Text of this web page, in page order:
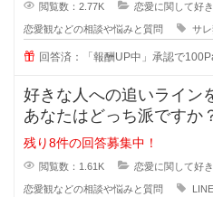
閲覧数：2.77K 恋愛に関して好
恋愛観などの相談や悩みと質問 サ
回答済：「報酬UP中」承認で
好きな人への追いライン
あなたはどっち派ですか？ まだお付き合いし
いない段階での好きな人
残り8件の回答募集中！
閲覧数：1.61K 恋愛に関して好
恋愛観などの相談や悩みと質問 LINE